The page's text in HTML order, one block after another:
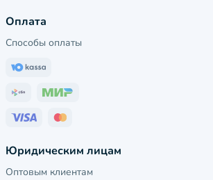
Оплата
Способы оплаты
Юридическим лицам
Оптовым клиентам